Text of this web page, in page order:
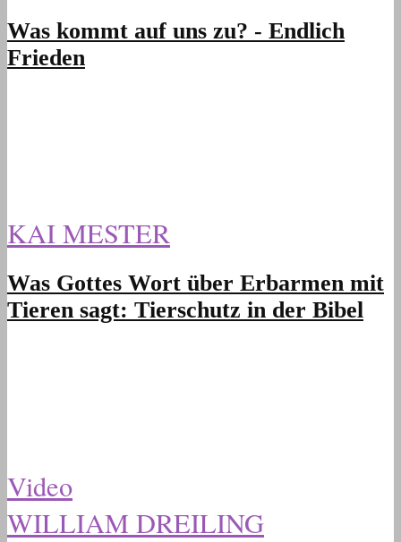
Was kommt auf uns zu? - Endlich
Frieden
KAI MESTER
Was Gottes Wort über Erbarmen mit
Tieren sagt: Tierschutz in der Bibel
Video
WILLIAM DREILING